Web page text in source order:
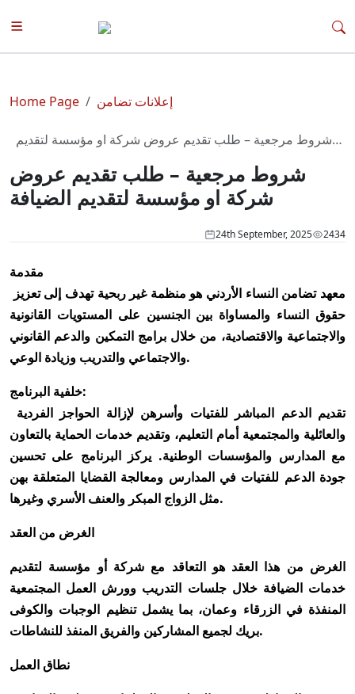
Home Page إعلانات تضامن
شروط مرجعية – طلب تقديم عروض شركة او مؤسسة لتقديم
شروط مرجعية – طلب تقديم عروض
شركة او مؤسسة لتقديم الضيافة
24th September, 2025 2434
مقدمة
حقوق النساء والمساواة بين الجنسين على المستويات القانونية
والاجتماعية والاقتصادية، من خلال برامج التمكين والدعم القانوني
والاجتماعي والتدريب وزيادة الوعي.
خلفية البرنامج:
والعائلية والمجتمعية أمام التعليم، وتقديم خدمات الحماية بالتعاون
مع المدارس والمؤسسات الوطنية. يركز البرنامج على تحسين
جودة الدعم للفتيات في المدارس ومعالجة القضايا المتعلقة بهن
مثل الزواج المبكر والعنف الأسري وغيرها.
الغرض من العقد
الغرض من هذا العقد هو التعاقد مع شركة أو مؤسسة لتقديم
خدمات الضيافة خلال جلسات التدريب وورش العمل المجتمعية
المنفذة في الزرقاء وعمان، بما يشمل تنظيم الوجبات والكوفى
بريك لجميع المشاركين والفريق المنفذ للنشاطات.
نطاق العمل